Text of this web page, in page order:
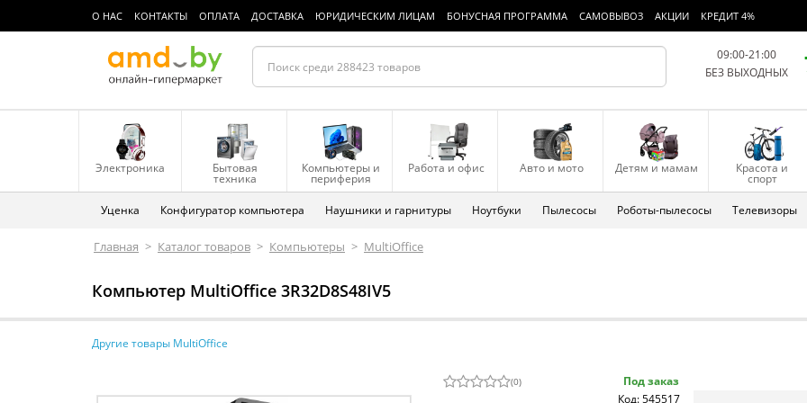
О НАС КОНТАКТЫ ОПЛАТА ДОСТАВКА ЮРИДИЧЕСКИМ ЛИЦАМ БОНУСНАЯ ПРОГРАММА САМОВЫВОЗ АКЦИИ КРЕДИТ 4%
09:00-21:00
БЕЗ ВЫХОДНЫХ
Электроника Бытовая
техника
Компьютеры и
периферия
Работа и офис Авто и мото Детям и мамам Красота и
спорт
Уценка Конфигуратор компьютера Наушники и гарнитуры Ноутбуки Пылесосы Роботы-пылесосы Телевизоры
Главная > Каталог товаров > Компьютеры > MultiOffice
Компьютер MultiOffice 3R32D8S48IV5
Другие товары MultiOffice
(0)
Под заказ
Код: 545517